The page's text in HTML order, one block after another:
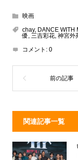
a
d
s
n
映画
chay, DANCE WITH
優 三吉彩花, 神宮外
コメント: 0
関連記事一覧